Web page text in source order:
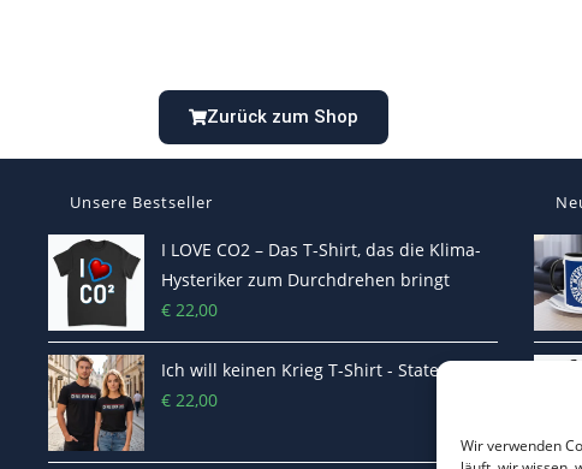
Wir verwenden
Zurück zum Shop
Unsere Bestseller
I LOVE CO2 – Das T-Shirt, das die Klima-
Hysteriker zum Durchdrehen bringt
€ 22,00
Ich will keinen Krieg T-Shirt - Statement
€ 22,00